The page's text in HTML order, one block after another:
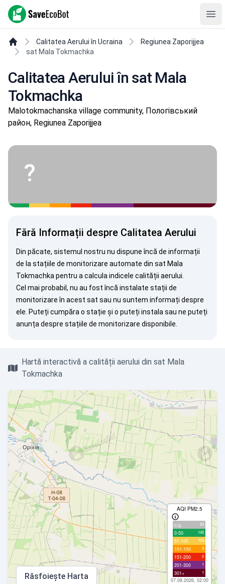
SaveEcoBot
Calitatea Aerului în Ucraina
Regiunea Zaporijjea
sat Mala Tokmachka
Calitatea Aerului în sat Mala
Tokmachka
Malotokmachanska village community, Пологівський
район, Regiunea Zaporijjea
?
Fără Informații despre Calitatea Aerului
Din păcate, sistemul nostru nu dispune încă de informații
de la stațiile de monitorizare automate din sat Mala
Tokmachka pentru a calcula indicele calității aerului.
Cel mai probabil, nu au fost încă instalate stații de
monitorizare în acest sat sau nu suntem informați despre
ele. Puteți cumpăra o stație și o puteți instala sau ne puteți
anunța despre stațiile de monitorizare disponibile.
Hartă interactivă a calității aerului din sat Mala
Tokmachka
AQI PM2.5
с/д 93
0-50 145
51-100 104
101-150 5
151-200 0
201-300 1
301+ 1
07.08.2026, 02:00
Răsfoiește Harta